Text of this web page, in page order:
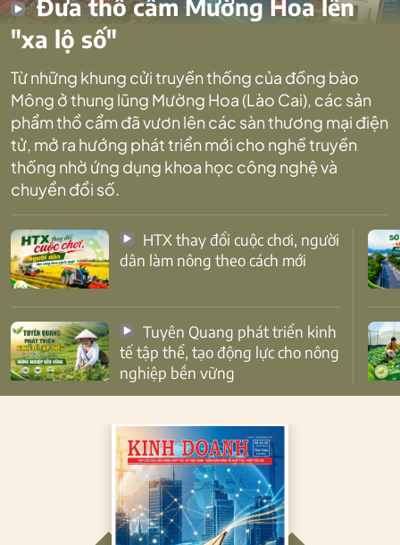
Đưa thổ cẩm Mường Hoa lên
"xa lộ số"
Từ những khung cửi truyền thống của đồng bào
Mông ở thung lũng Mường Hoa (Lào Cai), các sản
phẩm thổ cẩm đã vươn lên các sàn thương mại điện
tử, mở ra hướng phát triển mới cho nghề truyền
thống nhờ ứng dụng khoa học công nghệ và
chuyển đổi số.
dân làm nông theo cách mới
tế tập thể, tạo động lực cho nông
nghiệp bền vững